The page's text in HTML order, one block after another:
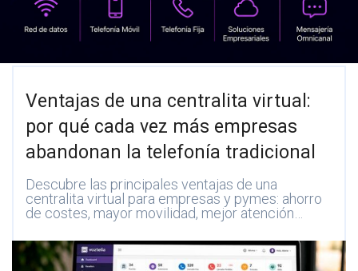
Ventajas de una centralita virtual:
por qué cada vez más empresas
abandonan la telefonía tradicional
Descubre las principales ventajas de una
centralita virtual para empresas y pymes: ahorro
de costes, mayor movilidad, mejor atención…